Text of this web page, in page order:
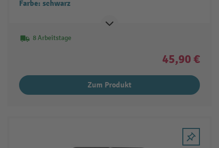
Farbe: schwarz
8 Arbeitstage
45,90 €
Zum Produkt